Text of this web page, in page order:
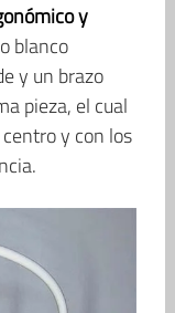
y
blanco
y un brazo
pieza, el cual
y con los